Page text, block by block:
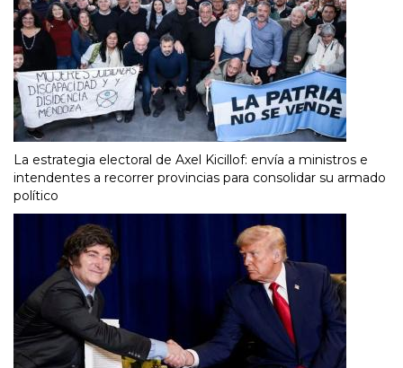
La estrategia electoral de Axel Kicillof: envía a ministros e
intendentes a recorrer provincias para consolidar su armado
político